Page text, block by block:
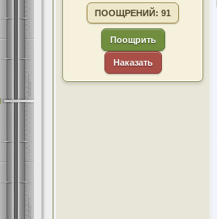
ПООЩРЕНИЙ: 91
Поощрить
Наказать